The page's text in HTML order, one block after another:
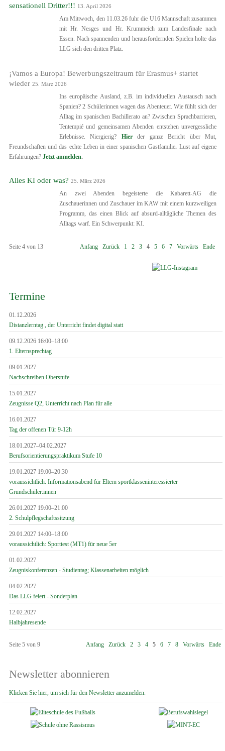
sensationell Dritter!!! 13. April 2026
Am Mittwoch, den 11.03.26 fuhr die U16 Mannschaft zusammen
mit Hr. Nesges und Hr. Krummeich zum Landesfinale nach
Essen. Nach spannenden und herausfordernden Spielen holte das
LLG sich den dritten Platz.
¡Vamos a Europa! Bewerbungszeitraum für Erasmus+ startet
wieder 25. März 2026
Ins europäische Ausland, z.B. im individuellen Austausch nach
Spanien? 2 Schülerinnen wagen das Abenteuer. Wie fühlt sich der
Alltag im spanischen Bachillerato an? Zwischen Sprachbarrieren,
Tentempié und gemeinsamen Abenden entstehen unvergessliche
Erlebnisse. Niergierig? Hierder ganze Bericht über Mut,
Freundschaften und das echte Leben in einer spanischen Gastfamilie. Lust auf eigene
Erfahrungen? Jetzt anmelden.
Alles KI oder was? 25. März 2026
An zwei Abenden begeisterte die Kabarett-AG die
Zuschauerinnen und Zuschauer im KAW mit einem kurzweiligen
Programm, das einen Blick auf absurd-alltägliche Themen des
Alltags warf. Ein Schwerpunkt: KI.
Seite 4 von 13 Anfang Zurück 1 2 3 4 5 6 7 Vorwärts Ende
Termine
01.12.2026
Distanzlerntag , der Unterricht findet digital statt
09.12.2026 16:00–18:00
1. Elternsprechtag
09.01.2027
Nachschreiben Oberstufe
15.01.2027
Zeugnisse Q2, Unterricht nach Plan für alle
16.01.2027
Tag der offenen Tür 9-12h
18.01.2027–04.02.2027
Berufsorientierungspraktikum Stufe 10
19.01.2027 19:00–20:30
voraussichtlich: Informationsabend für Eltern sportklasseninteressierter
Grundschüler:innen
26.01.2027 19:00–21:00
2. Schulpflegschaftssitzung
29.01.2027 14:00–18:00
voraussichtlich: Sporttest (MT1) für neue 5er
01.02.2027
Zeugniskonferenzen - Studientag; Klassenarbeiten möglich
04.02.2027
Das LLG feiert - Sonderplan
12.02.2027
Halbjahresende
Seite 5 von 9 Anfang Zurück 2 3 4 5 6 7 8 Vorwärts Ende
Newsletter abonnieren
Klicken Sie hier, um sich für den Newsletter anzumelden.